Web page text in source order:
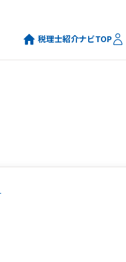
税理士紹介ナビTOP